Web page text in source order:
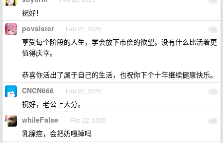
祝好！
16
povsister Feb 22, 2025
享受每个阶段的人生，学会放下市侩的欲望。没有什么比活着更
值得庆幸。
恭喜你活出了属于自己的生活，也祝你下个十年继续健康快乐。
17
CNCN666 Feb 22, 2025
祝好，老公上大分。
18
whileFalse Feb 22, 2025
乳腺癌，会把奶嘎掉吗